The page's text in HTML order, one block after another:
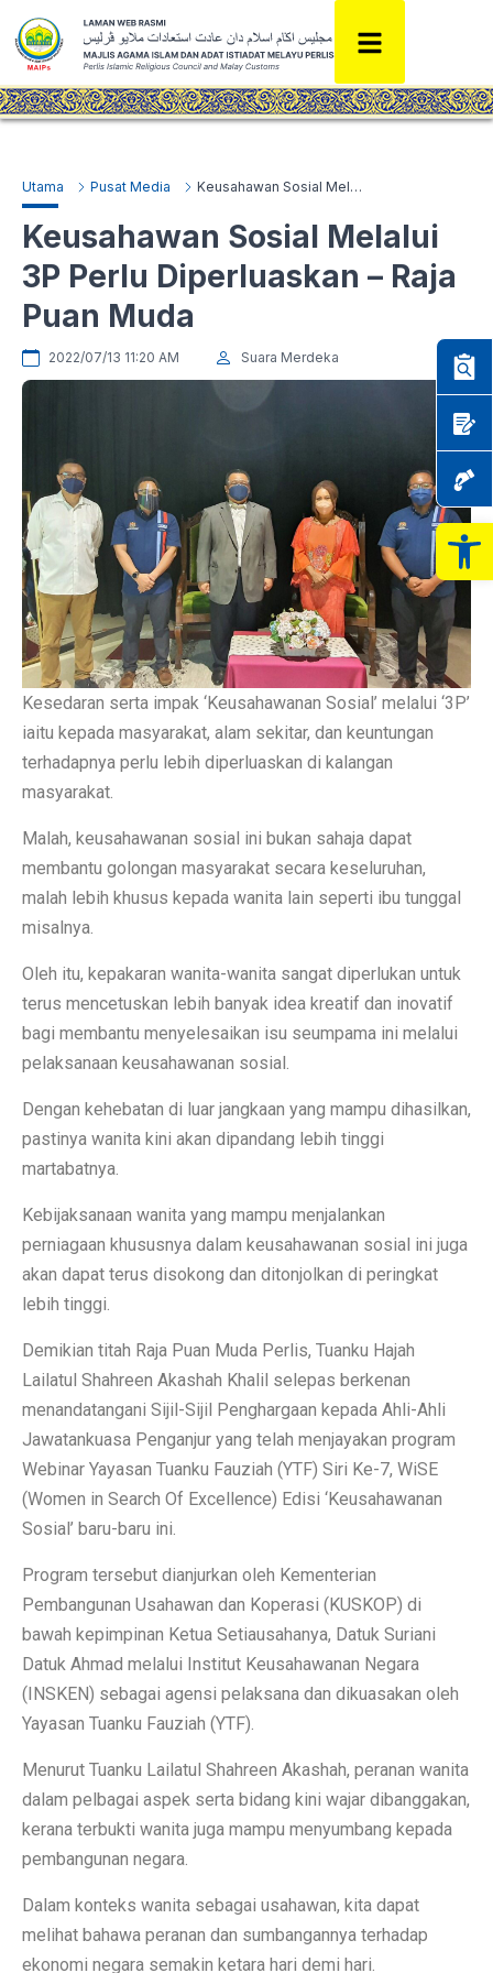
Utama Pusat Media Keusahawan Sosial Melalui 3P Perlu Diperluaskan – Raja Puan Muda
Keusahawan Sosial Melalui
3P Perlu Diperluaskan – Raja
Puan Muda
2022/07/13 11:20 AM Suara Merdeka
Kesedaran serta impak ‘Keusahawanan Sosial’ melalui ‘3P’
iaitu kepada masyarakat, alam sekitar, dan keuntungan
terhadapnya perlu lebih diperluaskan di kalangan
masyarakat.
Malah, keusahawanan sosial ini bukan sahaja dapat
membantu golongan masyarakat secara keseluruhan,
malah lebih khusus kepada wanita lain seperti ibu tunggal
misalnya.
Oleh itu, kepakaran wanita-wanita sangat diperlukan untuk
terus mencetuskan lebih banyak idea kreatif dan inovatif
bagi membantu menyelesaikan isu seumpama ini melalui
pelaksanaan keusahawanan sosial.
Dengan kehebatan di luar jangkaan yang mampu dihasilkan,
pastinya wanita kini akan dipandang lebih tinggi
martabatnya.
Kebijaksanaan wanita yang mampu menjalankan
perniagaan khususnya dalam keusahawanan sosial ini juga
akan dapat terus disokong dan ditonjolkan di peringkat
lebih tinggi.
Demikian titah Raja Puan Muda Perlis, Tuanku Hajah
Lailatul Shahreen Akashah Khalil selepas berkenan
menandatangani Sijil-Sijil Penghargaan kepada Ahli-Ahli
Jawatankuasa Penganjur yang telah menjayakan program
Webinar Yayasan Tuanku Fauziah (YTF) Siri Ke-7, WiSE
(Women in Search Of Excellence) Edisi ‘Keusahawanan
Sosial’ baru-baru ini.
Program tersebut dianjurkan oleh Kementerian
Pembangunan Usahawan dan Koperasi (KUSKOP) di
bawah kepimpinan Ketua Setiausahanya, Datuk Suriani
Datuk Ahmad melalui Institut Keusahawanan Negara
(INSKEN) sebagai agensi pelaksana dan dikuasakan oleh
Yayasan Tuanku Fauziah (YTF).
Menurut Tuanku Lailatul Shahreen Akashah, peranan wanita
dalam pelbagai aspek serta bidang kini wajar dibanggakan,
kerana terbukti wanita juga mampu menyumbang kepada
pembangunan negara.
Dalam konteks wanita sebagai usahawan, kita dapat
melihat bahawa peranan dan sumbangannya terhadap
ekonomi negara semakin ketara hari demi hari.